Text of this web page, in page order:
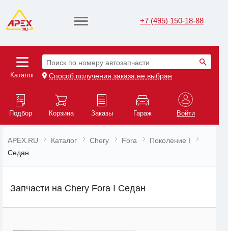
+7 (495) 150-18-88
Каталог
Поиск по номеру автозапчасти
Способ получения заказа не выбран
Подбор Корзина Заказы Гараж Войти
APEX.RU Каталог Chery Fora
Поколение I
Седан
Запчасти на Chery Fora I Седан